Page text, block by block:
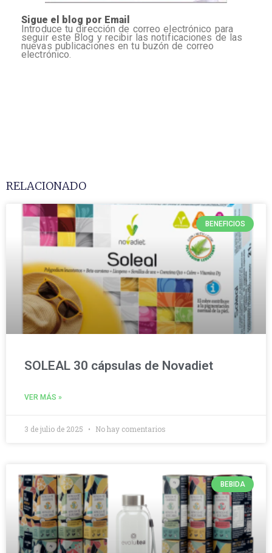
Sigue el blog por Email
Introduce tu dirección de correo electrónico para
seguir este Blog y recibir las notificaciones de las
nuevas publicaciones en tu buzón de correo
electrónico.
RELACIONADO
BENEFICIOS
SOLEAL 30 cápsulas de Novadiet
VER MÁS »
3 de julio de 2025 No hay comentarios
BEBIDA